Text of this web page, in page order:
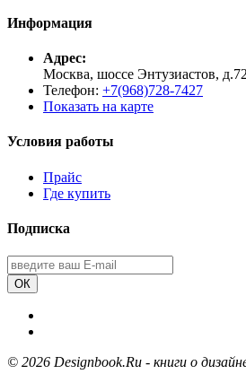
Информация
Адрес:
Москва, шоссе Энтузиастов,
Телефон: +7(968)728-7427
Показать на карте
Условия работы
Прайс
Где купить
Подписка
ОК
© 2026 Designbook.Ru - книги о